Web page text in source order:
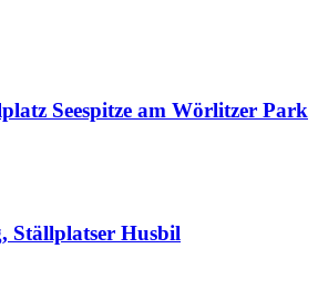
Seespitze am Wörlitzer Park
Ställplatser Husbil